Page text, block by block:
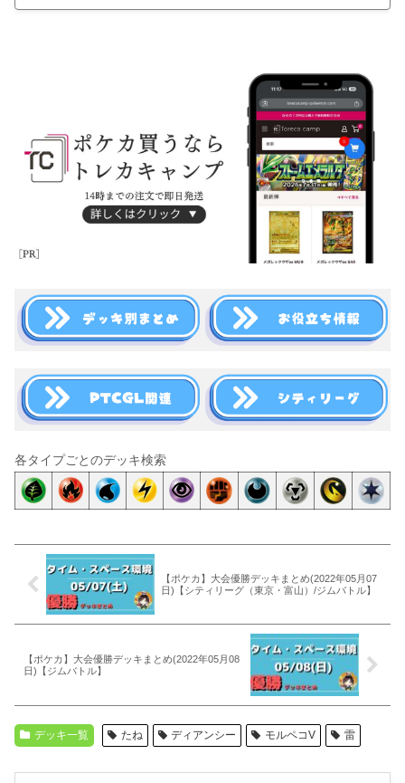
各タイプごとのデッキ検索
【ポケカ】大会優勝デッキまとめ(2022年05月07
日)【シティリーグ（東京・富山）/ジムバトル】
【ポケカ】大会優勝デッキまとめ(2022年05月08
日)【ジムバトル】
デッキ一覧 たね ディアンシー モルペコV 雷